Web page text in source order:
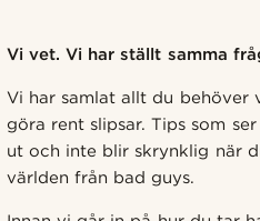
Vi vet. Vi har ställt samma
Vi har samlat allt du behöver
göra rent slipsar. Tips som
ut och inte blir skrynklig när
världen från bad guys.